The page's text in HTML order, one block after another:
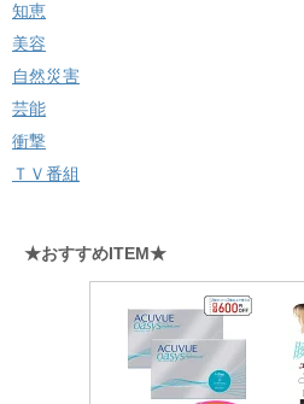
知恵
美容
自然災害
芸能
衝撃
ＴＶ番組
★おすすめITEM★